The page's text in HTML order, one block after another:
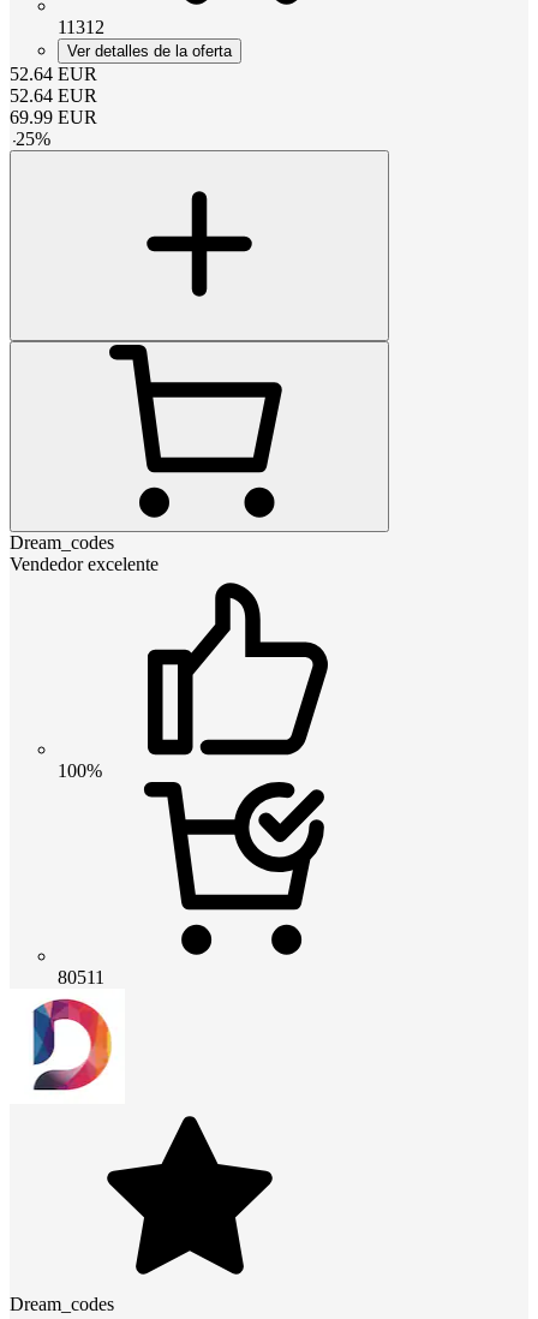
11312
Ver detalles de la oferta
52.64 EUR
52.64 EUR
69.99 EUR
-25%
Dream_codes
Vendedor excelente
100%
80511
Dream_codes